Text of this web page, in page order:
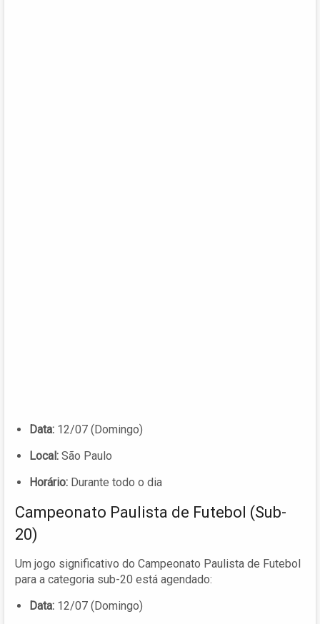
Data: 12/07 (Domingo)
Local: São Paulo
Horário: Durante todo o dia
Campeonato Paulista de Futebol (Sub-
20)
Um jogo significativo do Campeonato Paulista de Futebol
para a categoria sub-20 está agendado:
Data: 12/07 (Domingo)